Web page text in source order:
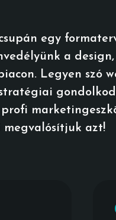
egy
a
Legyen szó
azt!